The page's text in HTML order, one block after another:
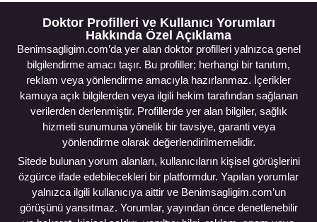
Doktor Profilleri ve Kullanıcı Yorumları
Hakkında Özel Açıklama
Benimsagligim.com’da yer alan doktor profilleri yalnızca genel
bilgilendirme amacı taşır. Bu profiller; herhangi bir tanıtım,
reklam veya yönlendirme amacıyla hazırlanmaz. İçerikler
kamuya açık bilgilerden veya ilgili hekim tarafından sağlanan
verilerden derlenmiştir. Profillerde yer alan bilgiler, sağlık
hizmeti sunumuna yönelik bir tavsiye, garanti veya
yönlendirme olarak değerlendirilmemelidir.
Sitede bulunan yorum alanları, kullanıcıların kişisel görüşlerini
özgürce ifade edebilecekleri bir platformdur. Yapılan yorumlar
yalnızca ilgili kullanıcıya aittir ve Benimsagligim.com’un
görüşünü yansıtmaz. Yorumlar, yayından önce denetlenebilir